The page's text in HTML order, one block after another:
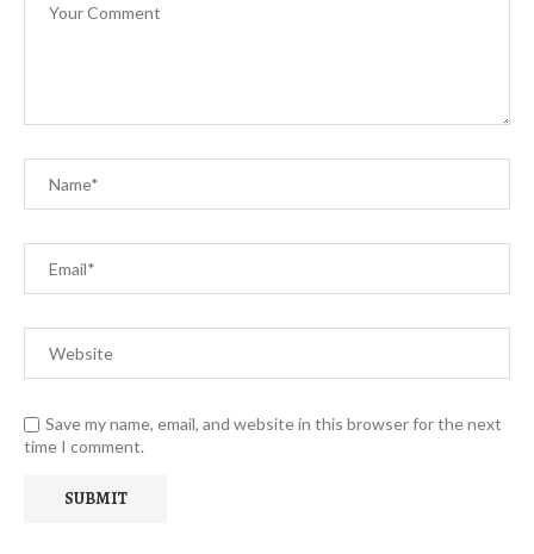
Save my name, email, and website in this browser for the next
time I comment.